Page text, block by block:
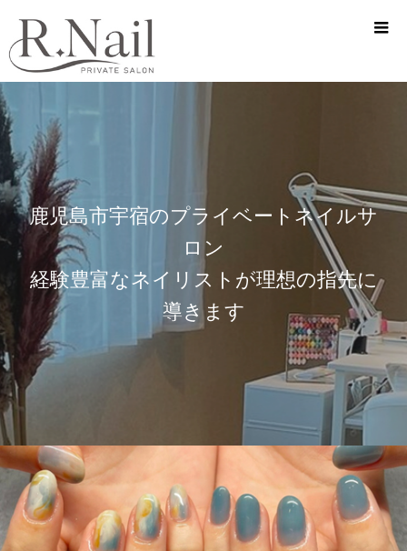
鹿児島市宇宿のプライベートネイルサ
ロン
経験豊富なネイリストが理想の指先に
導きます